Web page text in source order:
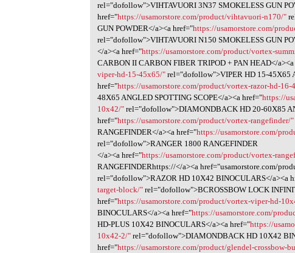
rel="dofollow">VIHTAVUORI 3N37 SMOKELESS GUN
href="https://usamorstore.com/product/vihtavuori-n170/"
GUN POWDER</a><a href="https://usamorstore.com/
rel="dofollow">VIHTAVUORI N150 SMOKELESS GUN
</a><a href="https://usamorstore.com/product/vortex-
CARBON II CARBON FIBER TRIPOD + PAN HEAD</
viper-hd-15-45x65/" rel="dofollow">VIPER HD 15-45X65
href="https://usamorstore.com/product/vortex-razor-hd-16-
48X65 ANGLED SPOTTING SCOPE</a><a href="https://
10x42/" rel="dofollow">DIAMONDBACK HD 20-60X85
href="https://usamorstore.com/product/vortex-rangefinder/"
RANGEFINDER</a><a href="https://usamorstore.com/
rel="dofollow">RANGER 1800 RANGEFINDER
</a><a href="https://usamorstore.com/product/vortex-
RANGEFINDERhttps://</a><a href="usamorstore.com/
rel="dofollow">RAZOR HD 10X42 BINOCULARS</a><a
target-block/" rel="dofollow">BCROSSBOW LOCK
href="https://usamorstore.com/product/vortex-viper-hd-
BINOCULARS</a><a href="https://usamorstore.com/
HD-PLUS 10X42 BINOCULARS</a><a href="https://
10x42-2/" rel="dofollow">DIAMONDBACK HD 10X42
href="https://usamorstore.com/product/glendel-crossbow-